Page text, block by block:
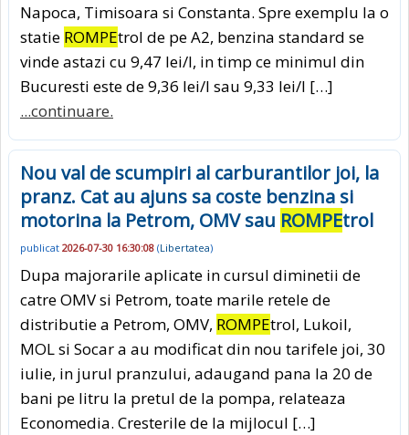
Napoca, Timisoara si Constanta. Spre exemplu la o
statie ROMPEtrol de pe A2, benzina standard se
vinde astazi cu 9,47 lei/l, in timp ce minimul din
Bucuresti este de 9,36 lei/l sau 9,33 lei/l […]
...continuare.
Nou val de scumpiri al carburantilor joi, la
pranz. Cat au ajuns sa coste benzina si
motorina la Petrom, OMV sau ROMPEtrol
publicat 2026-07-30 16:30:08 (Libertatea)
Dupa majorarile aplicate in cursul diminetii de
catre OMV si Petrom, toate marile retele de
distributie a Petrom, OMV, ROMPEtrol, Lukoil,
MOL si Socar a au modificat din nou tarifele joi, 30
iulie, in jurul pranzului, adaugand pana la 20 de
bani pe litru la pretul de la pompa, relateaza
Economedia. Cresterile de la mijlocul […]